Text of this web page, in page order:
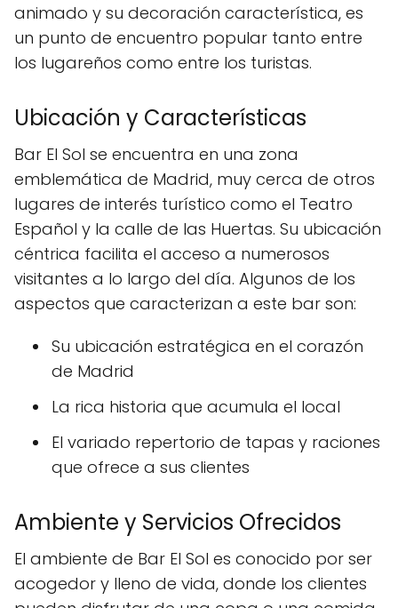
animado y su decoración característica, es
un punto de encuentro popular tanto entre
los lugareños como entre los turistas.
Ubicación y Características
Bar El Sol se encuentra en una zona
emblemática de Madrid, muy cerca de otros
lugares de interés turístico como el Teatro
Español y la calle de las Huertas. Su ubicación
céntrica facilita el acceso a numerosos
visitantes a lo largo del día. Algunos de los
aspectos que caracterizan a este bar son:
Su ubicación estratégica en el corazón
de Madrid
La rica historia que acumula el local
El variado repertorio de tapas y raciones
que ofrece a sus clientes
Ambiente y Servicios Ofrecidos
El ambiente de Bar El Sol es conocido por ser
acogedor y lleno de vida, donde los clientes